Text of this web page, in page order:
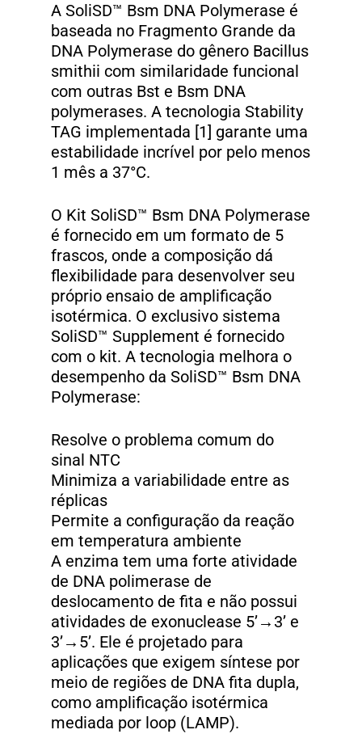
A SoliSD™ Bsm DNA Polymerase é
baseada no Fragmento Grande da
DNA Polymerase do gênero Bacillus
smithii com similaridade funcional
com outras Bst e Bsm DNA
polymerases. A tecnologia Stability
TAG implementada [1] garante uma
estabilidade incrível por pelo menos
1 mês a 37°C.
O Kit SoliSD™ Bsm DNA Polymerase
é fornecido em um formato de 5
frascos, onde a composição dá
flexibilidade para desenvolver seu
próprio ensaio de amplificação
isotérmica. O exclusivo sistema
SoliSD™ Supplement é fornecido
com o kit. A tecnologia melhora o
desempenho da SoliSD™ Bsm DNA
Polymerase:
Resolve o problema comum do
sinal NTC
Minimiza a variabilidade entre as
réplicas
Permite a configuração da reação
em temperatura ambiente
A enzima tem uma forte atividade
de DNA polimerase de
deslocamento de fita e não possui
atividades de exonuclease 5’→3’ e
3’→5’. Ele é projetado para
aplicações que exigem síntese por
meio de regiões de DNA fita dupla,
como amplificação isotérmica
mediada por loop (LAMP).